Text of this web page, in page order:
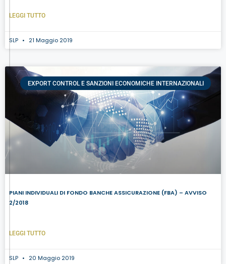
LEGGI TUTTO
SLP 21 Maggio 2019
EXPORT CONTROL E SANZIONI ECONOMICHE INTERNAZIONALI
PIANI INDIVIDUALI DI FONDO BANCHE ASSICURAZIONE (FBA) – AVVISO
2/2018
LEGGI TUTTO
SLP 20 Maggio 2019